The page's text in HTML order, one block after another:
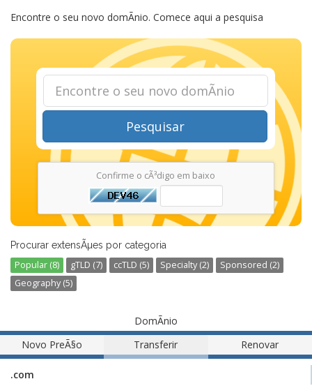
Encontre o seu novo domÃ­nio. Comece aqui a pesquisa
Pesquisar
Confirme o cÃ³digo em baixo
Procurar extensÃµes por categoria
Popular (8) gTLD (7) ccTLD (5) Specialty (2)
Sponsored (2)
Geography (5)
DomÃ­nio
Novo PreÃ§o
Transferir Renovar
.com